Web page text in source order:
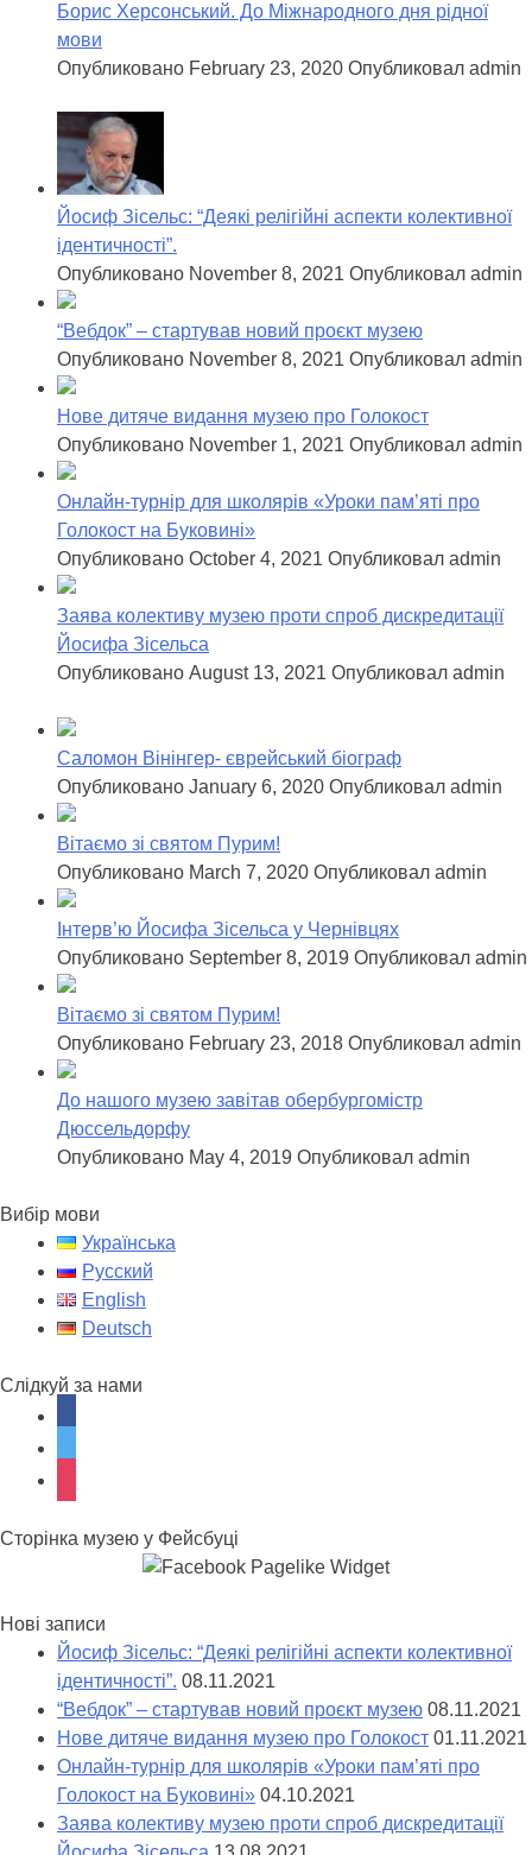
Борис Херсонський. До Міжнародного дня рідної
мови
Опубликовано February 23, 2020 Опубликовал admin
Йосиф Зісельс: “Деякі релігійні аспекти колективної
ідентичності”.
Опубликовано November 8, 2021 Опубликовал admin
“Вебдок” – стартував новий проєкт музею
Опубликовано November 8, 2021 Опубликовал admin
Нове дитяче видання музею про Голокост
Опубликовано November 1, 2021 Опубликовал admin
Онлайн-турнір для школярів «Уроки пам’яті про
Голокост на Буковині»
Опубликовано October 4, 2021 Опубликовал admin
Заява колективу музею проти спроб дискредитації
Йосифа Зісельса
Опубликовано August 13, 2021 Опубликовал admin
Саломон Вінінгер- єврейський біограф
Опубликовано January 6, 2020 Опубликовал admin
Вітаємо зі святом Пурим!
Опубликовано March 7, 2020 Опубликовал admin
Інтерв’ю Йосифа Зісельса у Чернівцях
Опубликовано September 8, 2019 Опубликовал admin
Вітаємо зі святом Пурим!
Опубликовано February 23, 2018 Опубликовал admin
До нашого музею завітав обербургомістр
Дюссельдорфу
Опубликовано May 4, 2019 Опубликовал admin
Вибір мови
Українська
Русский
English
Deutsch
Слідкуй за нами
Сторінка музею у Фейсбуці
Нові записи
Йосиф Зісельс: “Деякі релігійні аспекти колективної
ідентичності”. 08.11.2021
“Вебдок” – стартував новий проєкт музею 08.11.2021
Нове дитяче видання музею про Голокост 01.11.2021
Онлайн-турнір для школярів «Уроки пам’яті про
Голокост на Буковині» 04.10.2021
Заява колективу музею проти спроб дискредитації